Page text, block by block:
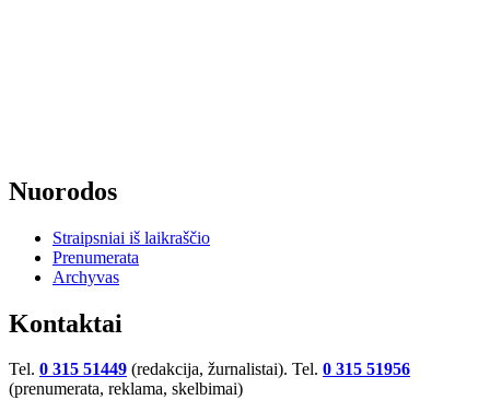
Nuorodos
Straipsniai iš laikraščio
Prenumerata
Archyvas
Kontaktai
Tel. 0 315 51449 (redakcija, žurnalistai). Tel. 0 315 51956
(prenumerata, reklama, skelbimai)